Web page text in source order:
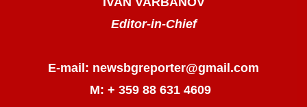
Editor-in-Chief
E-mail: newsbgreporter@gmail.com
М: + 359 88 631 4609